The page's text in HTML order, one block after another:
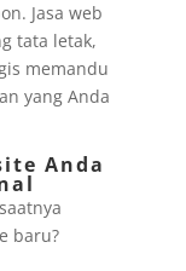
Jasa web
tata letak,
memandu
yang Anda
Anda
baru?